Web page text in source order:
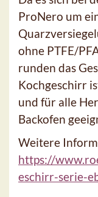
ProNero um
ohne PTFE/
runden das
Kochgeschirr
und für alle
Backofen
Weitere
https://
eschirr-serie-